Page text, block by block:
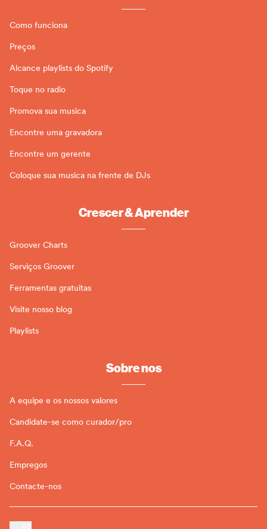
Como funciona
Preços
Alcance playlists do Spotify
Toque no radio
Promova sua musica
Encontre uma gravadora
Encontre um gerente
Coloque sua musica na frente de DJs
Crescer & Aprender
Groover Charts
Serviços Groover
Ferramentas gratuitas
Visite nosso blog
Playlists
Sobre nos
A equipe e os nossos valores
Candidate-se como curador/pro
F.A.Q.
Empregos
Contacte-nos